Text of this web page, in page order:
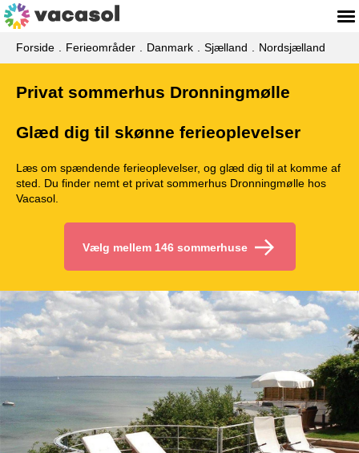
Forside Ferieområder Danmark Sjælland Nordsjælland
Privat sommerhus Dronningmølle
Glæd dig til skønne ferieoplevelser
Læs om spændende ferieoplevelser, og glæd dig til at komme af
sted. Du finder nemt et privat sommerhus Dronningmølle hos
Vacasol.
Vælg mellem 146 sommerhuse